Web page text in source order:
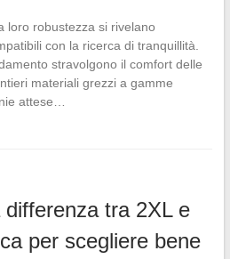
loro robustezza si rivelano
con la ricerca di tranquillità.
stravolgono il comfort delle
materiali grezzi a gamme
attese…
tra 2XL e
per scegliere bene